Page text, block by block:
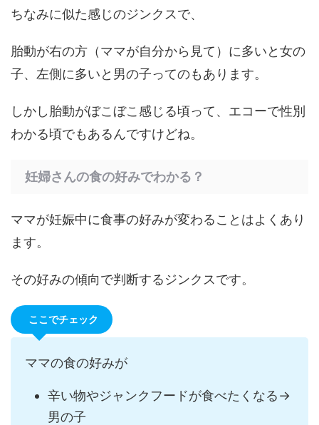
ちなみに似た感じのジンクスで、
胎動が右の方（ママが自分から見て）に多いと女の
子、左側に多いと男の子ってのもあります。
しかし胎動がぼこぼこ感じる頃って、エコーで性別
わかる頃でもあるんですけどね。
妊婦さんの食の好みでわかる？
ママが妊娠中に食事の好みが変わることはよくあり
ます。
その好みの傾向で判断するジンクスです。
ここでチェック
ママの食の好みが
辛い物やジャンクフードが食べたくなる→
男の子